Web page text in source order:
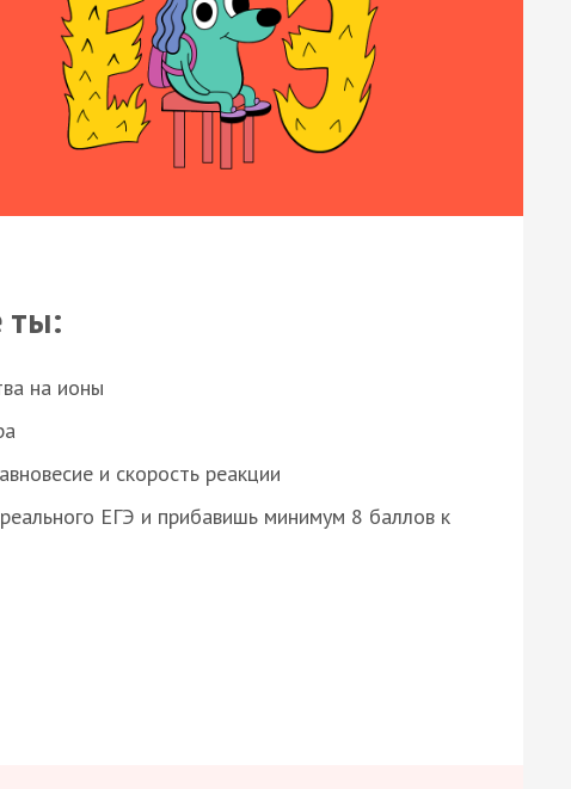
ты:
на ионы
и скорость реакции
ЕГЭ и прибавишь минимум 8 баллов к